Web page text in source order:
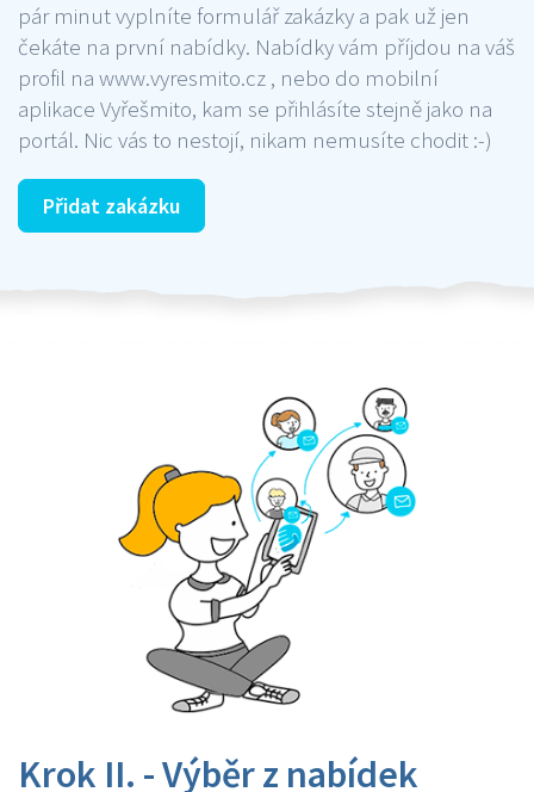
pár minut vyplníte formulář zakázky a pak už jen
čekáte na první nabídky. Nabídky vám příjdou na váš
profil na www.vyresmito.cz , nebo do mobilní
aplikace Vyřešmito, kam se přihlásíte stejně jako na
portál. Nic vás to nestojí, nikam nemusíte chodit :-)
Přidat zakázku
Krok II. - Výběr z nabídek